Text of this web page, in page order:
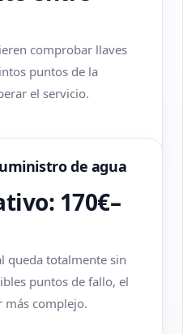
comprobar llaves
puntos de la
el servicio.
de agua
170€–
queda totalmente sin
puntos de fallo, el
más complejo.